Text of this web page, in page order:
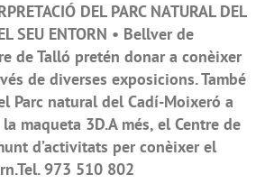
DEL PARC NATURAL DEL
SEU ENTORN • Bellver de
de Talló pretén donar a conèixer
de diverses exposicions. També
Parc natural del Cadí-Moixeró a
maqueta 3D.A més, el Centre de
d’activitats per conèixer el
973 510 802